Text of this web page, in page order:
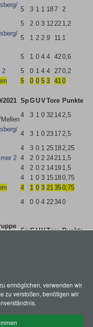
5 3 1 1 187
2
5 2 0 3 1222 1,2
5 1 2 2 9 11 1
5 1 0 4 4 420,6
2
5 0 1 4 4 270,2
5 0 0 5 3 410
2021 SpGUVTore Punkte
4 3 1 0 32 142,5
4 3 1 0 23 172,5
4 3 0 1 25 182,25
2 4 2 0 2 2421 1,5
4 2 0 2 14 19 1,5
4 1 0 3 15 180,75
4 1 0 3 21350,75
4 0 0 4 22340
SpGUVTore Punkte
V.
ermöglichen, verwenden wir
zu verstoßen, benötigen wir